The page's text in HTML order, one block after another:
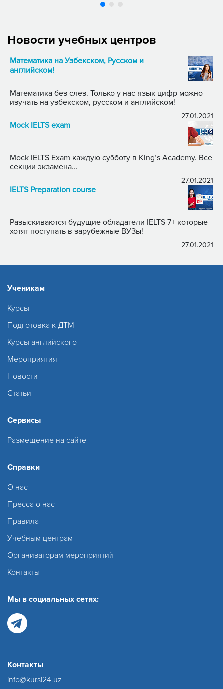
Новости учебных центров
Математика на Узбекском, Русском и
английском!
Математика без слез. Только у нас язык цифр можно
изучать на узбекском, русском и английском!
27.01.2021
Mock IELTS exam
Mock IELTS Exam каждую субботу в King’s Academy. Все
секции экзамена...
27.01.2021
IELTS Preparation course
Разыскиваются будущие обладатели IELTS 7+ которые
хотят поступать в зарубежные ВУЗы!
27.01.2021
Ученикам
Курсы
Подготовка к ДТМ
Курсы английского
Мероприятия
Новости
Статьи
Сервисы
Размещение на сайте
Справки
О нас
Пресса о нас
Правила
Учебным центрам
Организаторам мероприятий
Контакты
Мы в социальных сетях:
Контакты
info@kursi24.uz